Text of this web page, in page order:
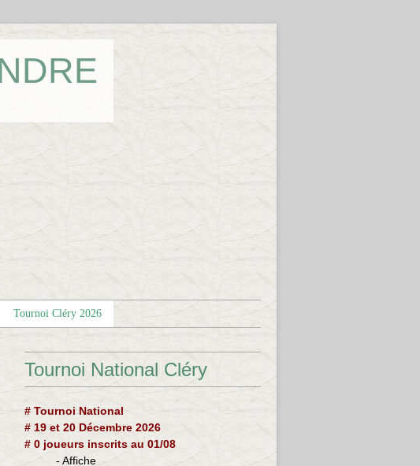
Tournoi Cléry 2026
Tournoi National Cléry
# Tournoi National
# 19 et 20 Décembre 2026
# 0 joueurs inscrits au 01/08
- Affiche